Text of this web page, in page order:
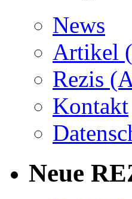
News
Artikel
Rezis
Kontakt
Neue